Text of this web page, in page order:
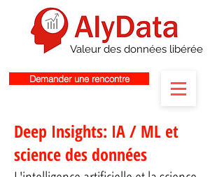
Valeur des données libérée
Demander une rencontre
Deep Insights: IA / ML et
science des données